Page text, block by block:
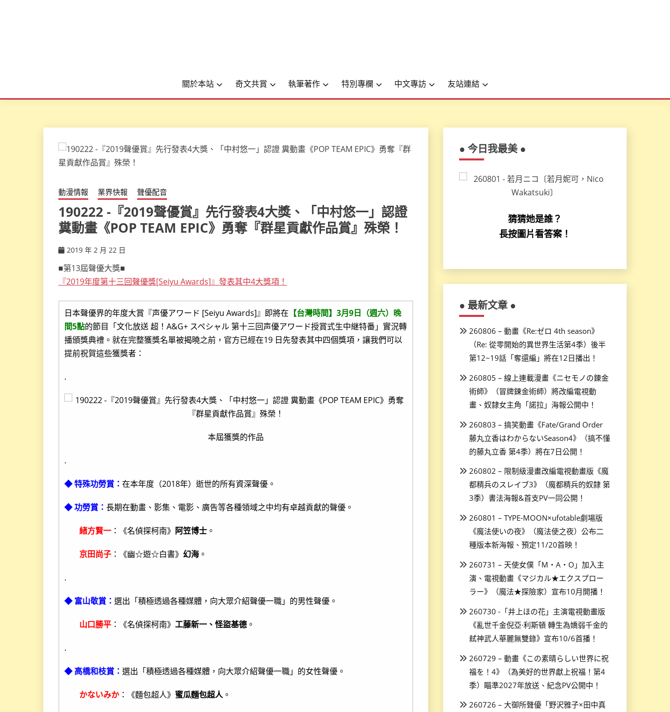
關於本站 奇文共賞 執筆著作 特別專欄 中文專訪 友站連結
動漫情報 業界快報 聲優配音
190222 -『2019聲優賞』先行發表4大獎、「中村悠一」認證
糞動畫《POP TEAM EPIC》勇奪『群星貢獻作品賞』殊榮！
2019 年 2 月 22 日
■第13屆聲優大獎■
『2019年度第十三回聲優獎[Seiyu Awards]』發表其中4大獎項！
日本聲優界的年度大賞『声優アワード [Seiyu Awards]』即將在 【台灣時間】3月9日（週六）晚
間5點的節目「文化放送 超！A&G+ スペシャル 第十三回声優アワード授賞式生中継特番」實況轉
播頒獎典禮。就在完整獲獎名單被揭曉之前，官方已經在19 日先發表其中四個獎項，讓我們可以
提前祝賀這些獲獎者：
.
本屆獲獎的作品
.
◆ 特殊功勞賞： 在本年度（2018年）逝世的所有資深聲優。
◆ 功勞賞： 長期在動畫、影集、電影、廣告等各種領域之中均有卓越貢獻的聲優。
緒方賢一 ：《名偵探柯南》 阿笠博士 。
京田尚子 ：《幽☆遊☆白書》 幻海 。
.
◆ 富山敬賞： 選出「積極透過各種媒體，向大眾介紹聲優一職」的男性聲優。
山口勝平 ：《名偵探柯南》 工藤新一、怪盜基德 。
.
◆ 高橋和枝賞： 選出「積極透過各種媒體，向大眾介紹聲優一職」的女性聲優。
かないみか ：《麵包超人》 蜜瓜麵包超人。
● 今日我最美 ●
猜猜她是誰？
長按圖片看答案！
● 最新文章 ●
260806 – 動畫《Re:ゼロ 4th season》
（Re: 從零開始的異世界生活第4季）後半
第12~19話「奪還編」將在12日播出！
260805 – 線上連載漫畫《ニセモノの錬金
術師》（冒牌鍊金術師）將改編電視動
畫、奴隸女主角「諾拉」海報公開中！
260803 – 搞笑動畫《Fate/Grand Order
藤丸立香はわからないSeason4》（搞不懂
的藤丸立香 第4季）將在7日公開！
260802 – 限制級漫畫改編電視動畫版《魔
都精兵のスレイブ3》（魔都精兵的奴隸 第
3季）書法海報&首支PV一同公開！
260801 – TYPE-MOON×ufotable劇場版
《魔法使いの夜》（魔法使之夜）公布二
種版本新海報、預定11/20首映！
260731 – 天使女僕「M・A・O」加入主
演、電視動畫《マジカル★エクスプロー
ラー》（魔法★探險家）宣布10月開播！
260730 -「井上ほの花」主演電視動畫版
《亂世千金倪亞·利斯頓 轉生為嬌弱千金的
弒神武人華麗無雙錄》宣布10/6首播！
260729 – 動畫《この素晴らしい世界に祝
福を！4》（為美好的世界獻上祝福！第4
季）瞄準2027年放送、紀念PV公開中！
260726 – 大御所聲優「野沢雅子×田中真